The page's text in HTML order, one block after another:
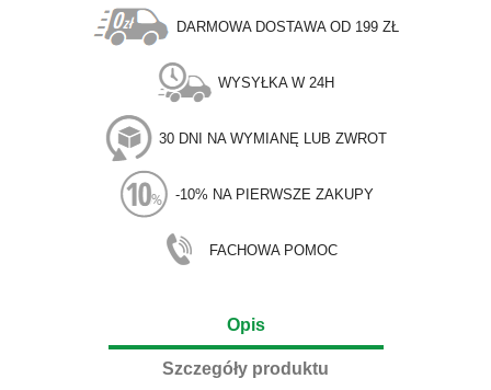
DARMOWA DOSTAWA OD 199 ZŁ
WYSYŁKA W 24H
30 DNI NA WYMIANĘ LUB ZWROT
-10% NA PIERWSZE ZAKUPY
FACHOWA POMOC
Opis
Szczegóły produktu